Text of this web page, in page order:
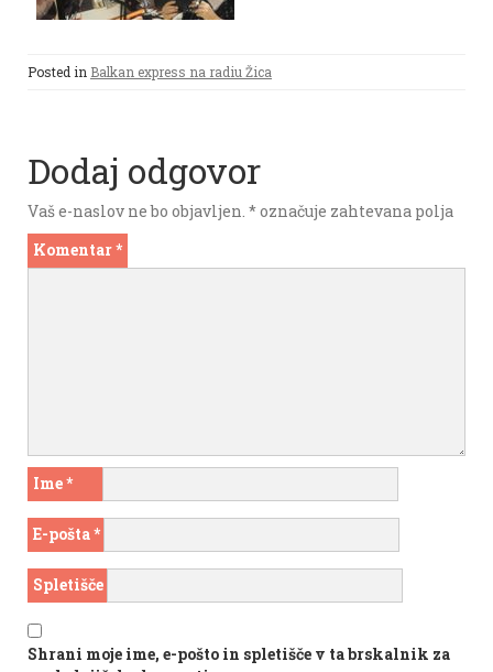
Posted in Balkan express na radiu Žica
Dodaj odgovor
Vaš e-naslov ne bo objavljen. *označuje zahtevana polja
Komentar*
Ime*
E-pošta*
Spletišče
Shrani moje ime, e-pošto in spletišče v ta brskalnik za